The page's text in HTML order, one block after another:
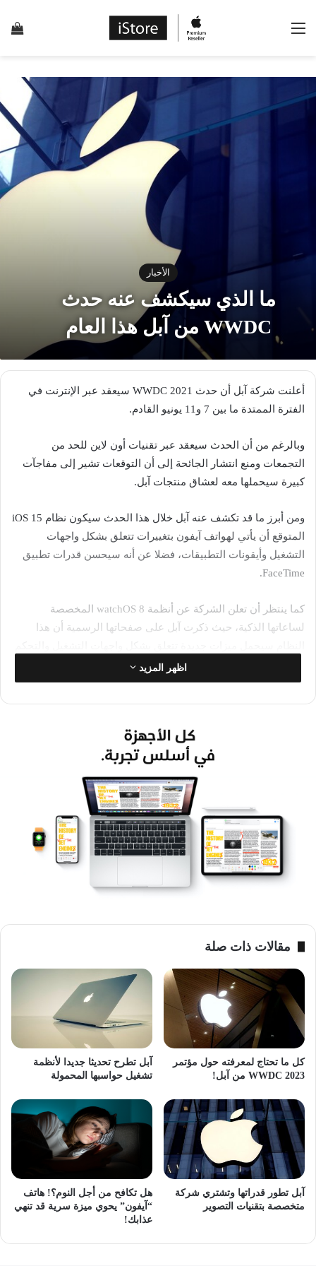
القائمة
الأخبار
ما الذي سيكشف عنه حدث
WWDC من آبل هذا العام
أعلنت شركة آبل أن حدث WWDC 2021 سيعقد عبر الإنترنت في
الفترة الممتدة ما بين 7 و11 يونيو القادم.
وبالرغم من أن الحدث سيعقد عبر تقنيات أون لاين للحد من
التجمعات ومنع انتشار الجائحة إلى أن التوقعات تشير إلى مفاجآت
كبيرة سيحملها معه لعشاق منتجات آبل.
ومن أبرز ما قد تكشف عنه آبل خلال هذا الحدث سيكون نظام iOS 15
المتوقع أن يأتي لهواتف آيفون بتغييرات تتعلق بشكل واجهات
التشغيل وأيقونات التطبيقات، فضلا عن أنه سيحسن قدرات تطبيق
FaceTime.
كما ينتظر أن تعلن الشركة عن أنظمة watchOS 8 المخصصة
لساعاتها الذكية، حيث ذكرت آبل على صفحاتها الرسمية أن هذا
بالساعات عبر الأوامر الصوتية.
وميزة تعتمد Touch ID لنظام المصادقة الثنائية لفتح الملفات أو
بيانات الحاسب، فضلا عن ميزات أمان جديدة، وميزات لزيادة التحكم
بواجهات التشغيل في الأجهزة.
آبل آيباد آيفون نظام iOS
اظهر المزيد
مقالات ذات صلة
كل ما تحتاج لمعرفته حول مؤتمر
WWDC 2023 من آبل!
آبل تطرح تحديثا جديدا لأنظمة
تشغيل حواسبها المحمولة
آبل تطور قدراتها وتشتري شركة
متخصصة بتقنيات التصوير
هل تكافح من أجل النوم؟! هاتف
“آيفون” يحوي ميزة سرية قد تنهي
عذابك!